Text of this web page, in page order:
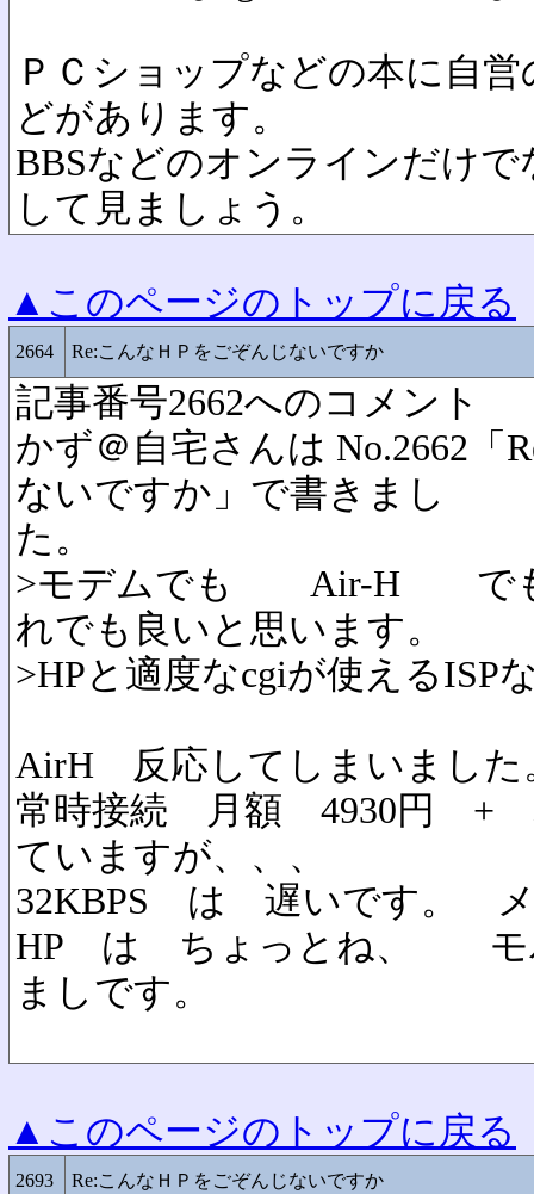
ＰＣショップなどの本に自
どがあります。
BBSなどのオンラインだけ
して見ましょう。
▲このページのトップに戻る
2664 Re:こんなＨＰをごぞんじないですか
記事番号2662へのコメント
かず＠自宅さんは No.2662「
ないですか」で書きまし
た。
>モデムでも Air-H でも
れでも良いと思います。
>HPと適度なcgiが使えるISP
AirH 反応してしまいました
常時接続 月額 4930円 +
ていますが、、、
32KBPS は 遅いです。 メ
HP は ちょっとね、 モ
ましです。
▲このページのトップに戻る
2693 Re:こんなＨＰをごぞんじないですか